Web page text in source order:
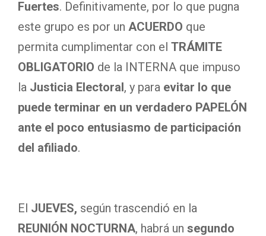
Fuertes. Definitivamente, por lo que pugna
este grupo es por un ACUERDO que
permita cumplimentar con el TRÁMITE
OBLIGATORIO de la INTERNA que impuso
la Justicia Electoral, y para evitar lo que
puede terminar en un verdadero PAPELÓN
ante el poco entusiasmo de participación
del afiliado.
El JUEVES, según trascendió en la
REUNIÓN NOCTURNA, habrá un segundo